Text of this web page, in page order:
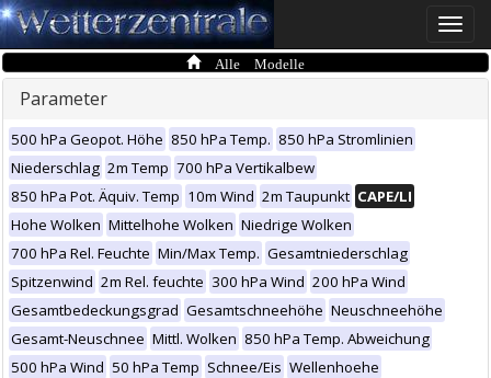
Toggle
Alle Modelle
Parameter
500 hPa Geopot. Höhe 850 hPa Temp. 850 hPa Stromlinien
Niederschlag 2m Temp 700 hPa Vertikalbew
850 hPa Pot. Äquiv. Temp 10m Wind 2m Taupunkt CAPE/LI
Hohe Wolken Mittelhohe Wolken Niedrige Wolken
700 hPa Rel. Feuchte Min/Max Temp. Gesamtniederschlag
Spitzenwind 2m Rel. feuchte 300 hPa Wind 200 hPa Wind
Gesamtbedeckungsgrad Gesamtschneehöhe Neuschneehöhe
Gesamt-Neuschnee Mittl. Wolken 850 hPa Temp. Abweichung
500 hPa Wind 50 hPa Temp Schnee/Eis Wellenhoehe